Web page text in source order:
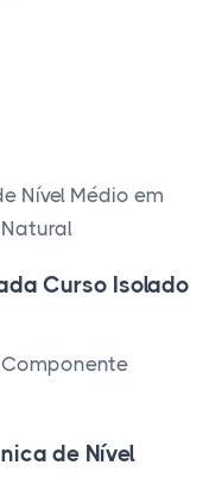
Nível Médio em
Curso Isolado
de Nível